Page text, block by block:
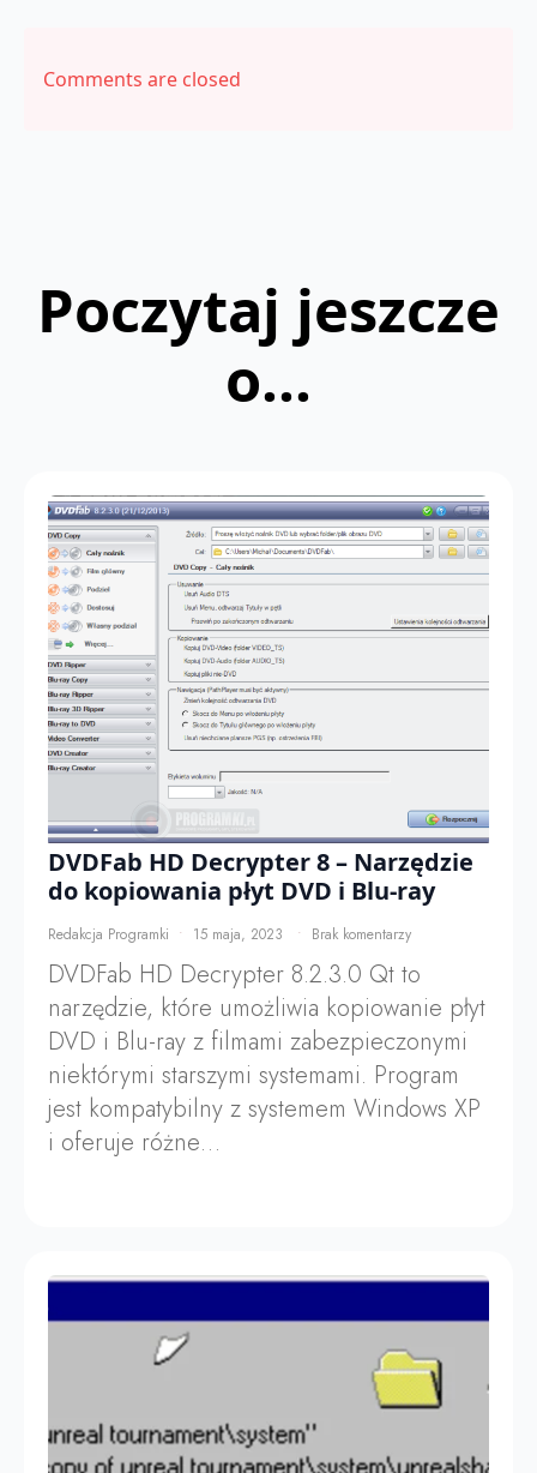
Comments are closed
Poczytaj jeszcze
o...
DVDFab HD Decrypter 8 – Narzędzie
do kopiowania płyt DVD i Blu-ray
Redakcja Programki 15 maja, 2023 Brak komentarzy
DVDFab HD Decrypter 8.2.3.0 Qt to
narzędzie, które umożliwia kopiowanie płyt
DVD i Blu-ray z filmami zabezpieczonymi
niektórymi starszymi systemami. Program
jest kompatybilny z systemem Windows XP
i oferuje różne…